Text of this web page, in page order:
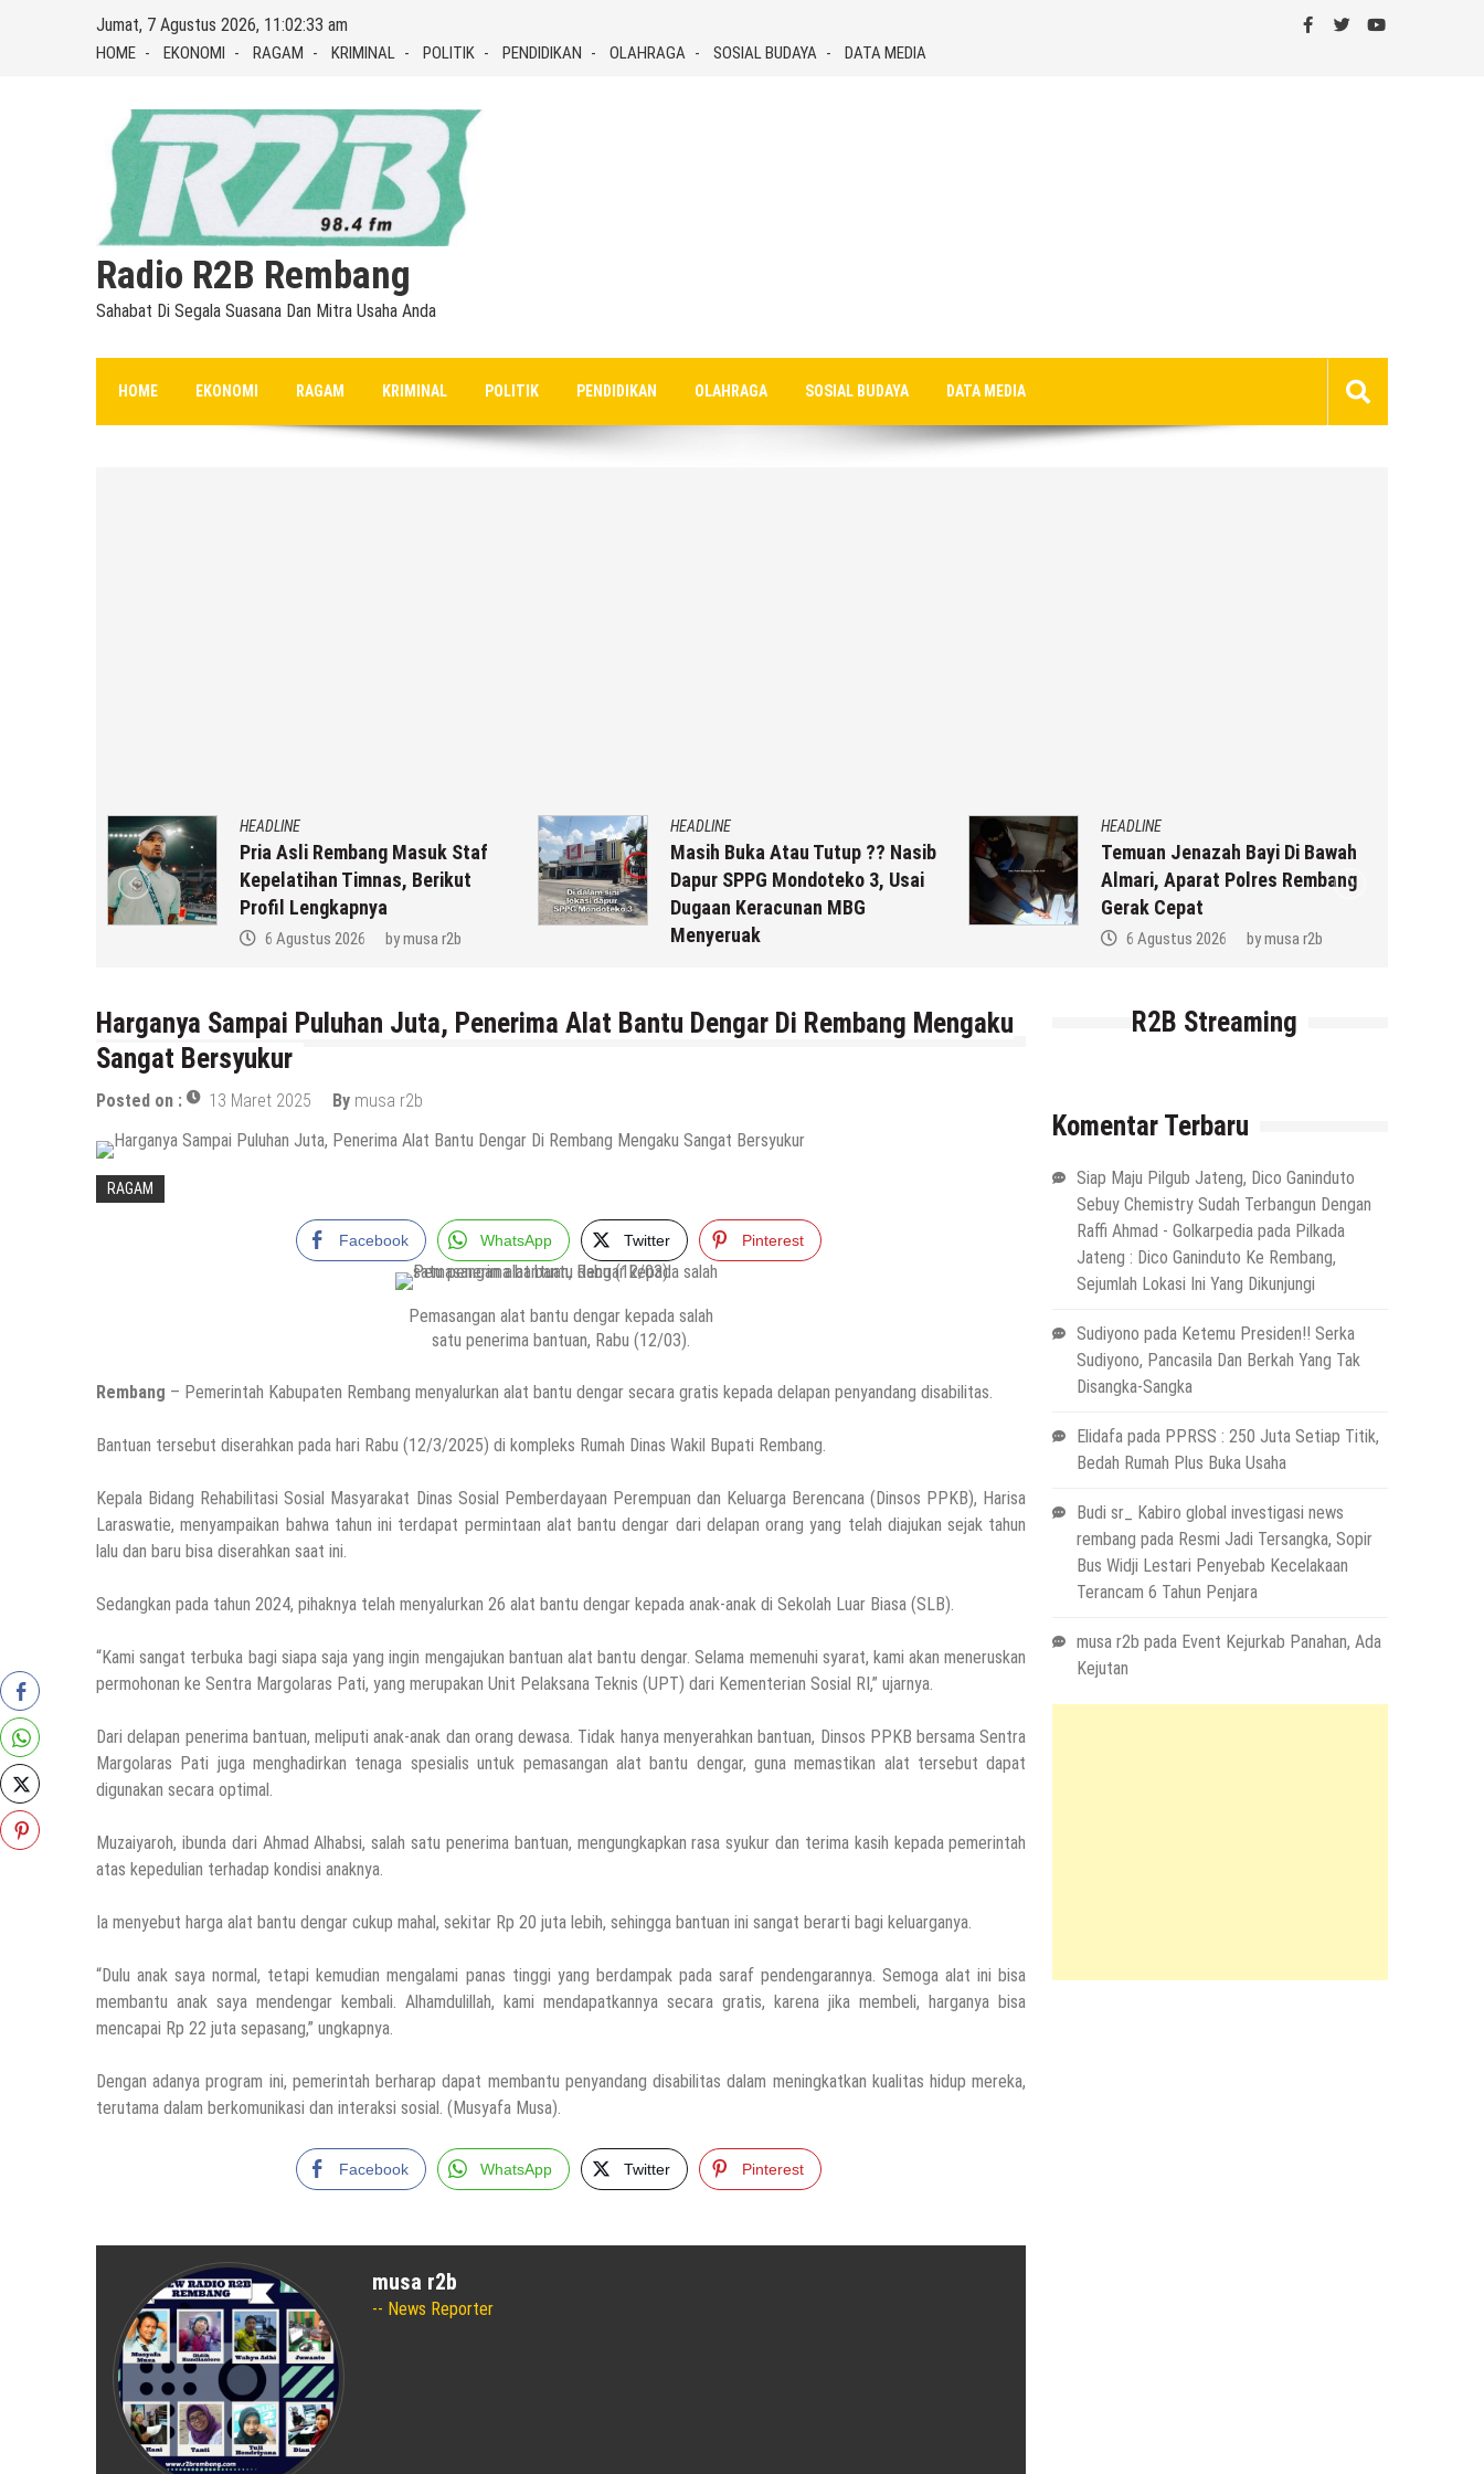
Jumat, 7 Agustus 2026, 11:02:34 am
HOME EKONOMI RAGAM KRIMINAL POLITIK PENDIDIKAN OLAHRAGA SOSIAL BUDAYA DATA MEDIA
Radio R2B Rembang
Sahabat Di Segala Suasana Dan Mitra Usaha Anda
HOME EKONOMI RAGAM KRIMINAL POLITIK PENDIDIKAN OLAHRAGA SOSIAL BUDAYA DATA MEDIA
HEADLINE
Pria Asli Rembang Masuk Staf
Kepelatihan Timnas, Berikut
Profil Lengkapnya
6 Agustus 2026 bymusa r2b
HEADLINE
Masih Buka Atau Tutup ?? Nasib
Dapur SPPG Mondoteko 3, Usai
Dugaan Keracunan MBG
Menyeruak
HEADLINE
Temuan Jenazah Bayi Di Bawah
Almari, Aparat Polres Rembang
Gerak Cepat
6 Agustus 2026 bymusa r2b
Harganya Sampai Puluhan Juta, Penerima Alat Bantu Dengar Di Rembang Mengaku
Sangat Bersyukur
Posted on : 13 Maret 2025 By musa r2b
RAGAM
Facebook WhatsApp Twitter Pinterest
Pemasangan alat bantu dengar kepada salah
satu penerima bantuan, Rabu (12/03).
Rembang – Pemerintah Kabupaten Rembang menyalurkan alat bantu dengar secara gratis kepada delapan penyandang disabilitas.
Bantuan tersebut diserahkan pada hari Rabu (12/3/2025) di kompleks Rumah Dinas Wakil Bupati Rembang.
Kepala Bidang Rehabilitasi Sosial Masyarakat Dinas Sosial Pemberdayaan Perempuan dan Keluarga Berencana (Dinsos PPKB), Harisa
Laraswatie, menyampaikan bahwa tahun ini terdapat permintaan alat bantu dengar dari delapan orang yang telah diajukan sejak tahun
lalu dan baru bisa diserahkan saat ini.
Sedangkan pada tahun 2024, pihaknya telah menyalurkan 26 alat bantu dengar kepada anak-anak di Sekolah Luar Biasa (SLB).
“Kami sangat terbuka bagi siapa saja yang ingin mengajukan bantuan alat bantu dengar. Selama memenuhi syarat, kami akan meneruskan
permohonan ke Sentra Margolaras Pati, yang merupakan Unit Pelaksana Teknis (UPT) dari Kementerian Sosial RI,” ujarnya.
Dari delapan penerima bantuan, meliputi anak-anak dan orang dewasa. Tidak hanya menyerahkan bantuan, Dinsos PPKB bersama Sentra
Margolaras Pati juga menghadirkan tenaga spesialis untuk pemasangan alat bantu dengar, guna memastikan alat tersebut dapat
digunakan secara optimal.
Muzaiyaroh, ibunda dari Ahmad Alhabsi, salah satu penerima bantuan, mengungkapkan rasa syukur dan terima kasih kepada pemerintah
atas kepedulian terhadap kondisi anaknya.
Ia menyebut harga alat bantu dengar cukup mahal, sekitar Rp 20 juta lebih, sehingga bantuan ini sangat berarti bagi keluarganya.
“Dulu anak saya normal, tetapi kemudian mengalami panas tinggi yang berdampak pada saraf pendengarannya. Semoga alat ini bisa
membantu anak saya mendengar kembali. Alhamdulillah, kami mendapatkannya secara gratis, karena jika membeli, harganya bisa
mencapai Rp 22 juta sepasang,” ungkapnya.
Dengan adanya program ini, pemerintah berharap dapat membantu penyandang disabilitas dalam meningkatkan kualitas hidup mereka,
terutama dalam berkomunikasi dan interaksi sosial. (Musyafa Musa).
Facebook WhatsApp Twitter Pinterest
musa r2b
News Reporter
R2B Streaming
Komentar Terbaru
Siap Maju Pilgub Jateng, Dico Ganinduto
Sebuy Chemistry Sudah Terbangun Dengan
Raffi Ahmad - Golkarpediapada Pilkada
Jateng : Dico Ganinduto Ke Rembang,
Sejumlah Lokasi Ini Yang Dikunjungi
Sudiyono pada Ketemu Presiden!! Serka
Sudiyono, Pancasila Dan Berkah Yang Tak
Disangka-Sangka
Elidafapada PPRSS : 250 Juta Setiap Titik,
Bedah Rumah Plus Buka Usaha
Budi sr_ Kabiro global investigasi news
rembang pada Resmi Jadi Tersangka, Sopir
Bus Widji Lestari Penyebab Kecelakaan
Terancam 6 Tahun Penjara
musa r2b pada Event Kejurkab Panahan, Ada
Kejutan